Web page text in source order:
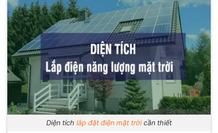
Diện tích lắp đặt điện mặt trờicần thiết